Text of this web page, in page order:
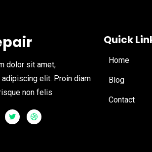
dolor sit amet,
elit. Proin diam
non felis
Quick
Home
Blog
Contact